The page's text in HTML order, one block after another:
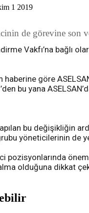
1 2019
de görevine son
Vakfı’na bağlı
göre
bu yana
bu değişikliğin
yöneticilerinin de
pozisyonlarında
olduğuna dikkat